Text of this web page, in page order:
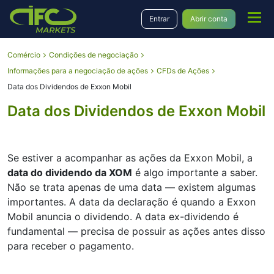
Entrar Abrir conta
Comércio
Condições de negociação
Informações para a negociação de ações
CFDs de Ações
Data dos Dividendos de Exxon Mobil
Data dos Dividendos de Exxon Mobil
Se estiver a acompanhar as ações da Exxon Mobil, a
data do dividendo da XOM é algo importante a saber.
Não se trata apenas de uma data — existem algumas
importantes. A data da declaração é quando a Exxon
Mobil anuncia o dividendo. A data ex-dividendo é
fundamental — precisa de possuir as ações antes disso
para receber o pagamento.